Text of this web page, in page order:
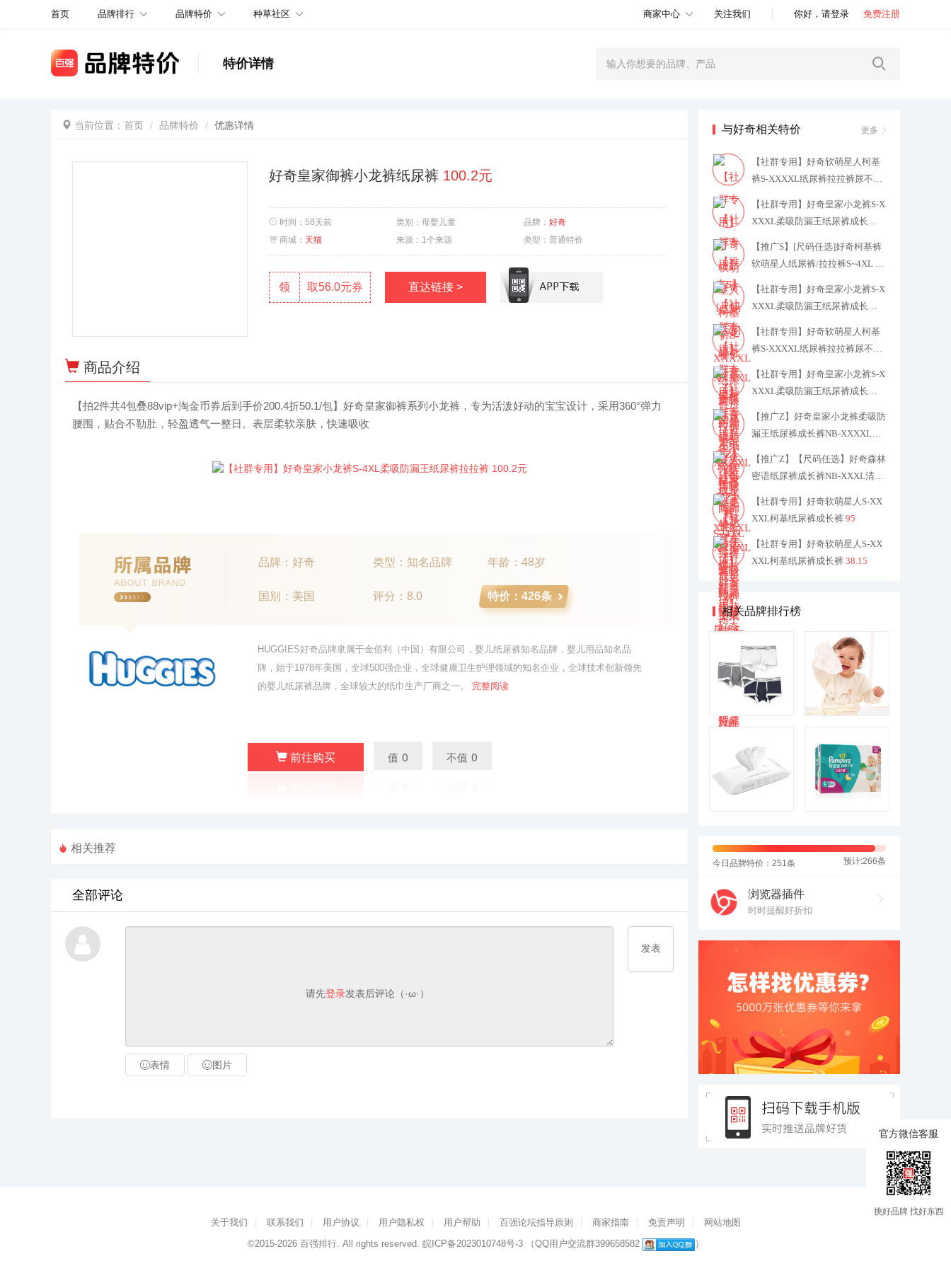
首页 品牌排行 品牌特价 种草社区 商家中心 关注我们 你好，请登录 免费注册
特价详情
当前位置： 首页 品牌特价 优惠详情
好奇皇家御裤小龙裤纸尿裤 100.2元
时间： 58天前 类别： 母婴儿童 品牌： 好奇
商城： 天猫 来源： 1个来源 类型： 普通特价
领 取56.0元券 直达链接 >
商品介绍
【拍2件共4包叠88vip+淘金币券后到手价200.4折50.1/包】好奇皇家御裤系列小龙裤，专为活泼好动的宝宝设计，采用360°弹力
腰围，贴合不勒肚，轻盈透气一整日。表层柔软亲肤，快速吸收
品牌：好奇 类型：知名品牌 年龄：48岁
国别：美国 评分：8.0 特价：426条
HUGGIES好奇品牌隶属于金佰利（中国）有限公司，婴儿纸尿裤知名品牌，婴儿用品知名品
牌，始于1978年美国，全球500强企业，全球健康卫生护理领域的知名企业，全球技术创新领先
的婴儿纸尿裤品牌，全球较大的纸巾生产厂商之一。 完整阅读
前往购买 值 0 不值 0
相关推荐
全部评论
请先登录发表后评论（·ω·）
表情 图片
发表
与好奇相关特价 更多
【社群专用】好奇软萌星人柯基
裤S-XXXXL纸尿裤拉拉裤尿不湿
【社群专用】好奇皇家小龙裤S-X
XXXL柔吸防漏王纸尿裤成长裤
【推广S】[尺码任选]好奇柯基裤
软萌星人纸尿裤/拉拉裤S~4XL 17
【社群专用】好奇皇家小龙裤S-X
XXXL柔吸防漏王纸尿裤成长裤
【社群专用】好奇软萌星人柯基
裤S-XXXXL纸尿裤拉拉裤尿不湿
【社群专用】好奇皇家小龙裤S-X
XXXL柔吸防漏王纸尿裤成长裤
【推广Z】好奇皇家小龙裤柔吸防
漏王纸尿裤成长裤NB-XXXXL码
【推广Z】【尺码任选】好奇森林
密语纸尿裤成长裤NB-XXXL清新
【社群专用】好奇软萌星人S-XX
XXL柯基纸尿裤成长裤 95
【社群专用】好奇软萌星人S-XX
XXL柯基纸尿裤成长裤 38.15
相关品牌排行榜
今日品牌特价：251条 预计:266条
浏览器插件
时时提醒好折扣
关于我们 联系我们 用户协议 用户隐私权 用户帮助 百强论坛指导原则 商家指南 免责声明
网站地图
©2015-2026 百强排行. All rights reserved. 皖ICP备2023010748号-3（QQ用户交流群399658582 ）
官方微信客服
挑好品牌 找好东西